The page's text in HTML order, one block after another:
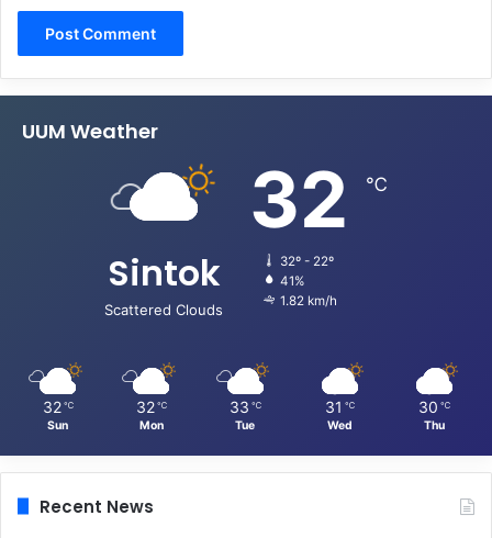
UUM Weather
Sintok
Scattered Clouds
32 ℃
32º - 22º
41%
1.82 km/h
32 ℃
Sun
32 ℃
Mon
33 ℃
Tue
31 ℃
Wed
30 ℃
Thu
Recent News